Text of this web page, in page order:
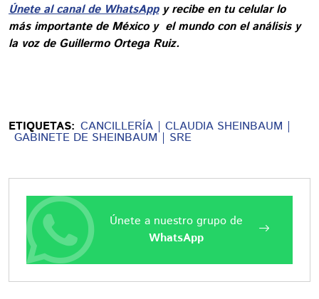
Únete al canal de WhatsAppy recibe en tu celular lo
más importante de México y el mundo con el análisis y
la voz de Guillermo Ortega Ruiz.
ETIQUETAS: CANCILLERÍA CLAUDIA SHEINBAUM
GABINETE DE SHEINBAUM SRE
Únete a nuestro grupo de
WhatsApp